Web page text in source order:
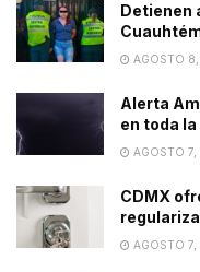
Detienen
AGOSTO
Alerta
en toda
AGOSTO 7,
CDMX
AGOSTO 7,